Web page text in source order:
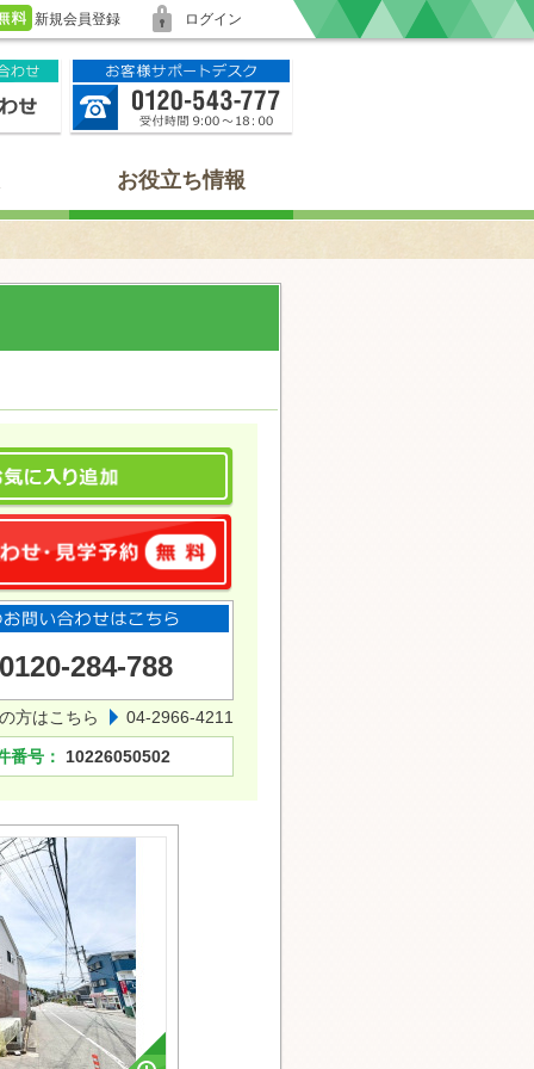
新規会員登録 ログイン
お役立ち情報
0120-284-788
方はこちら 04-2966-4211
番号： 10226050502